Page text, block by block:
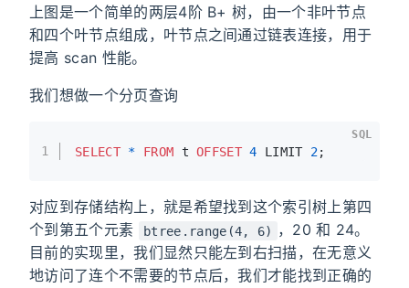
上图是一个简单的两层4阶 B+ 树，由一个非叶节点
和四个叶节点组成，叶节点之间通过链表连接，用于
提高 scan 性能。
我们想做一个分页查询
1 SELECT * FROM t OFFSET 4 LIMIT 2;
SQL
对应到存储结构上，就是希望找到这个索引树上第四
个到第五个元素
btree.range(4, 6)
，20 和 24。
目前的实现里，我们显然只能左到右扫描，在无意义
地访问了连个不需要的节点后，我们才能找到正确的